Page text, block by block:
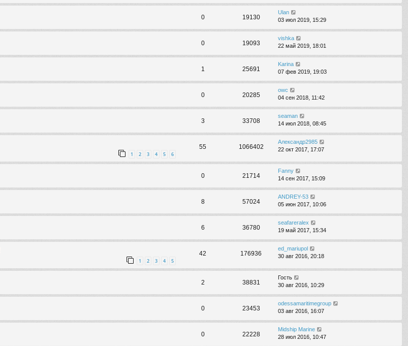
0 19130
Ulan
03 июл 2019, 15:29
0 19093
vishka
22 май 2019, 18:01
1 25691
Karina
07 фев 2019, 19:03
0 20285
owc
04 сен 2018, 11:42
3 33708
seaman
14 июл 2018, 08:45
1 2 3 4 5 6
55 1066402
Александр2985
22 окт 2017, 17:07
0 21714
Fanny
14 сен 2017, 15:09
8 57024
ANDREY-53
05 июн 2017, 10:06
6 36780
seafareralex
19 май 2017, 15:34
1 2 3 4 5
42 176936
ed_mariupol
30 авг 2016, 20:18
2 38831
Гость
30 авг 2016, 10:29
0 23453
odessamaritimegroup
03 авг 2016, 16:07
0 22228
Midship Marine
28 июл 2016, 10:47